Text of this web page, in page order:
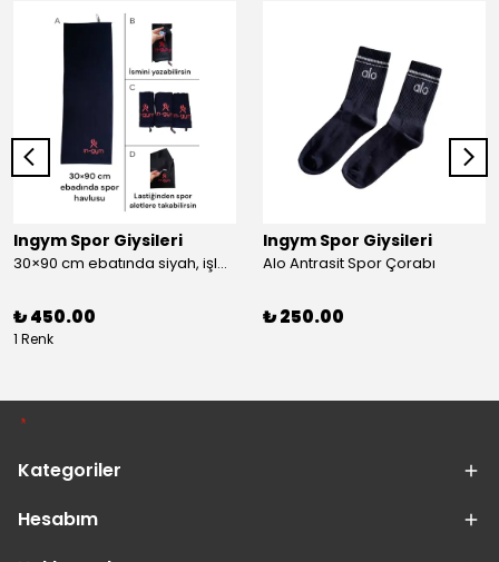
Ingym Spor Giysileri
30×90 cm ebatında siyah, işlemeli spor havlusu
₺ 450.00
1 Renk
Ingym Spor Giysileri
Alo Antrasit Spor Çorabı
₺ 250.00
Kategoriler
Hesabım